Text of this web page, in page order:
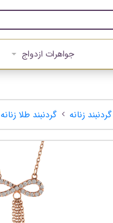
جواهرات ازدواج
گردنبند زنانه گردنبند طلا زنانه